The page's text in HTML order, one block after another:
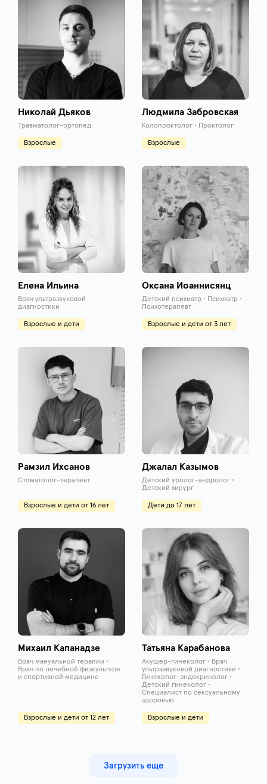
Николай Дьяков
Травматолог-ортопед
Взрослые
Людмила Забровская
Колопроктолог • Проктолог
Взрослые
Елена Ильина
Врач ультразвуковой
диагностики
Взрослые и дети
Оксана Иоаннисянц
Детский психиатр • Психиатр •
Психотерапевт
Взрослые и дети от 3 лет
Рамзил Ихсанов
Стоматолог-терапевт
Взрослые и дети от 16 лет
Джалал Казымов
Детский уролог-андролог •
Детский хирург
Дети до 17 лет
Михаил Капанадзе
Врач мануальной терапии •
Врач по лечебной физкультуре
и спортивной медицине
Взрослые и дети от 12 лет
Татьяна Карабанова
Акушер-гинеколог • Врач
ультразвуковой диагностики •
Гинеколог-эндокринолог •
Детский гинеколог •
Специалист по сексуальному
здоровью
Взрослые и дети
Загрузить еще